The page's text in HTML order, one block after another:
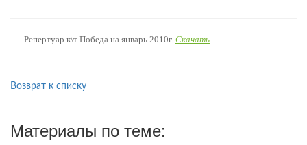
Репертуар к\т Победа на январь 2010г. Скачать
Возврат к списку
Материалы по теме: